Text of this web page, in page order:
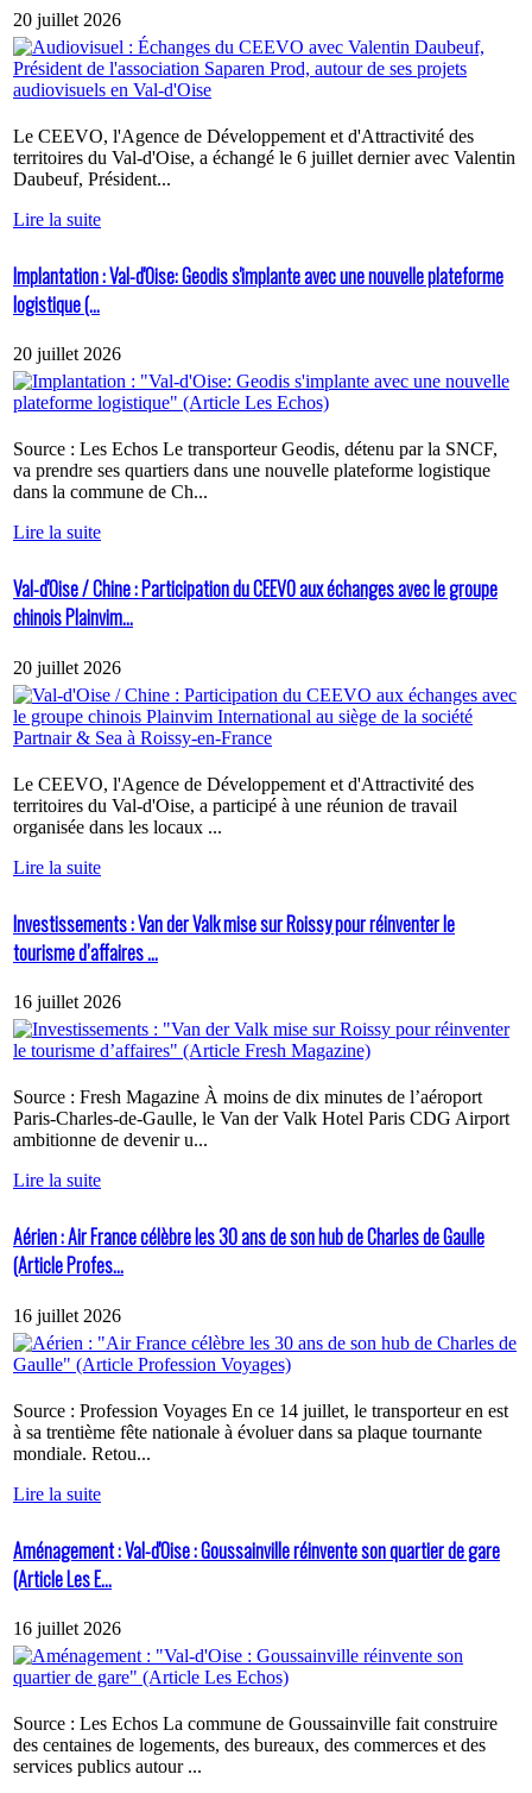
20 juillet 2026
Le CEEVO, l'Agence de Développement et d'Attractivité des
territoires du Val-d'Oise, a échangé le 6 juillet dernier avec Valentin
Daubeuf, Président...
Lire la suite
Implantation : Val-d'Oise: Geodis s'implante avec une nouvelle plateforme
logistique (...
20 juillet 2026
Source : Les Echos Le transporteur Geodis, détenu par la SNCF,
va prendre ses quartiers dans une nouvelle plateforme logistique
dans la commune de Ch...
Lire la suite
Val-d'Oise / Chine : Participation du CEEVO aux échanges avec le groupe
chinois Plainvim...
20 juillet 2026
Le CEEVO, l'Agence de Développement et d'Attractivité des
territoires du Val-d'Oise, a participé à une réunion de travail
organisée dans les locaux ...
Lire la suite
Investissements : Van der Valk mise sur Roissy pour réinventer le
tourisme d’affaires ...
16 juillet 2026
Source : Fresh Magazine À moins de dix minutes de l’aéroport
Paris-Charles-de-Gaulle, le Van der Valk Hotel Paris CDG Airport
ambitionne de devenir u...
Lire la suite
Aérien : Air France célèbre les 30 ans de son hub de Charles de Gaulle
(Article Profes...
16 juillet 2026
Source : Profession Voyages En ce 14 juillet, le transporteur en est
à sa trentième fête nationale à évoluer dans sa plaque tournante
mondiale. Retou...
Lire la suite
Aménagement : Val-d'Oise : Goussainville réinvente son quartier de gare
(Article Les E...
16 juillet 2026
Source : Les Echos La commune de Goussainville fait construire
des centaines de logements, des bureaux, des commerces et des
services publics autour ...